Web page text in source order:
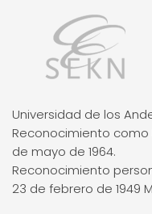
Universidad de los
Reconocimiento como
de mayo de 1964.
Reconocimiento
23 de febrero de 1949